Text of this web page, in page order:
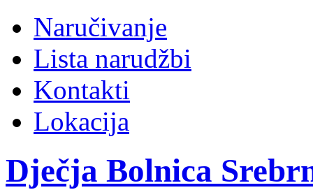
Naručivanje
Lista narudžbi
Kontakti
Lokacija
Dječja Bolnica